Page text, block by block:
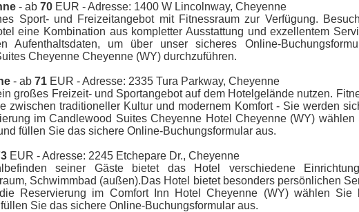
- ab 70 EUR - Adresse: 1400 W Lincolnway, Cheyenne
Sport- und Freizeitangebot mit Fitnessraum zur Verfügung.
eine Kombination aus kompletter Ausstattung und exzellentem
Aufenthaltsdaten, um über unser sicheres Online-
Cheyenne Cheyenne (WY) durchzuführen.
- ab 71 EUR - Adresse: 2335 Tura Parkway, Cheyenne
großes Freizeit- und Sportangebot auf dem Hotelgelände nutzen.
zwischen traditioneller Kultur und modernem Komfort - Sie werden
im Candlewood Suites Cheyenne Hotel Cheyenne (WY) wählen
füllen Sie das sichere Online-Buchungsformular aus.
EUR - Adresse: 2245 Etchepare Dr., Cheyenne
seiner Gäste bietet das Hotel verschiedene
Schwimmbad (außen).Das Hotel bietet besonders persönlichen
Reservierung im Comfort Inn Hotel Cheyenne (WY) wählen Sie
Sie das sichere Online-Buchungsformular aus.